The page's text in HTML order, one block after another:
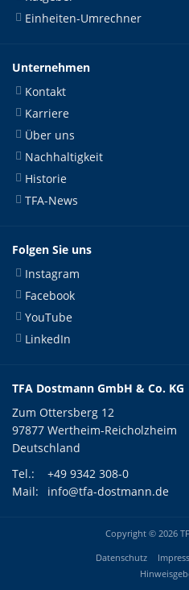
Einheiten-Umrechner
Unternehmen
Kontakt
Karriere
Über uns
Nachhaltigkeit
Historie
TFA-News
Folgen Sie uns
Instagram
Facebook
YouTube
LinkedIn
TFA Dostmann GmbH & Co. KG
Zum Ottersberg 12
97877 Wertheim-Reicholzheim
Deutschland
Tel.:
+49 9342 308-0
Mail:
info@tfa-dostmann.de
Copyright © 2026
Datenschutz